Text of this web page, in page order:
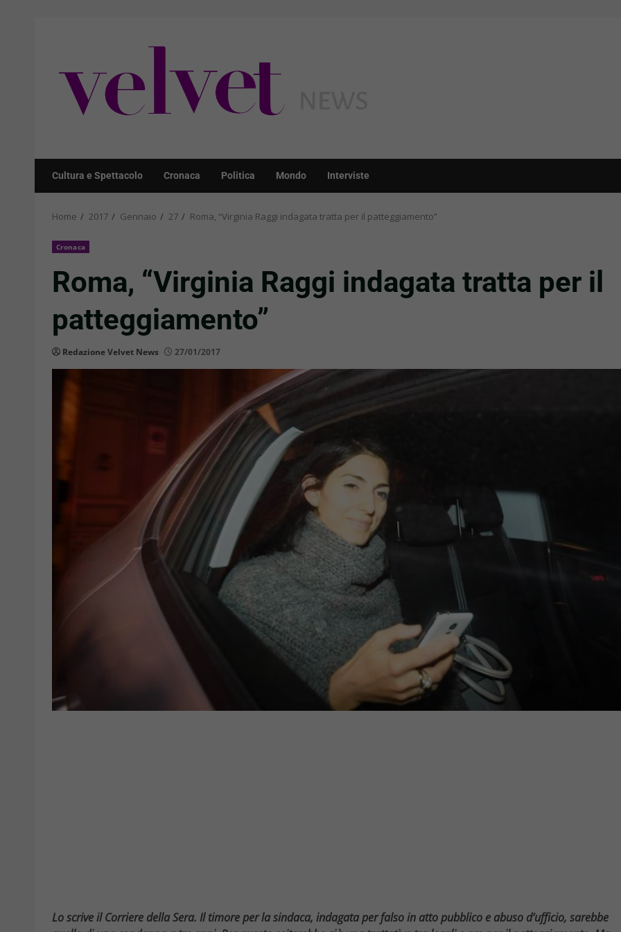
Cultura e Spettacolo Cronaca Politica Mondo Interviste
Home 2017 Gennaio 27 Roma, “Virginia Raggi indagata tratta per il patteggiamento”
Cronaca
Roma, “Virginia Raggi indagata tratta per il
patteggiamento”
Redazione Velvet News 27/01/2017
Lo scrive il Corriere della Sera. Il timore per la sindaca, indagata per falso in atto pubblico e abuso d’ufficio, sarebbe